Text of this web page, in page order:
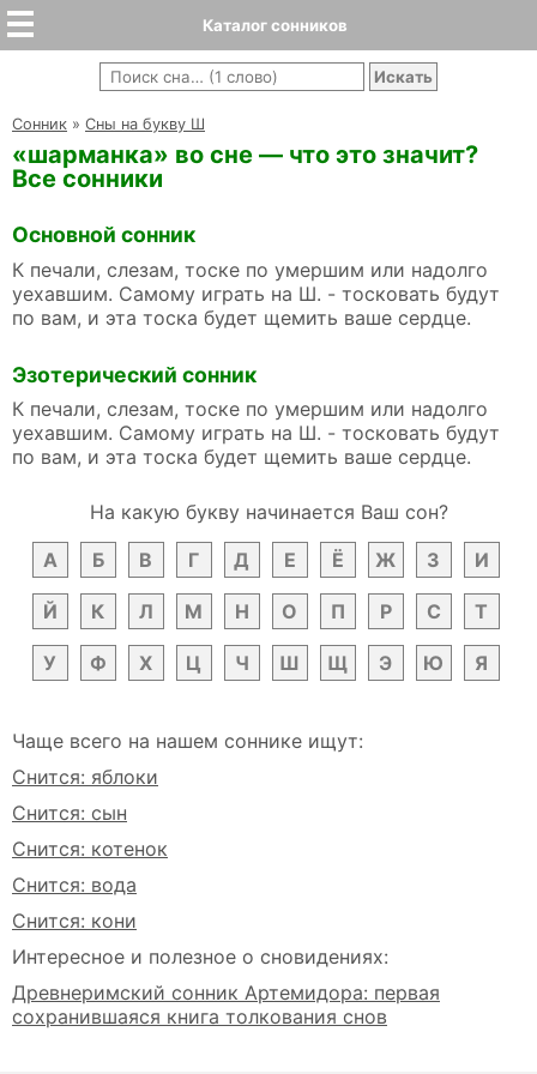
Каталог сонников
Cонник » Сны на букву Ш
«шарманка» во сне — что это значит?
Все сонники
Основной сонник
К печали, слезам, тоске по умершим или надолго
уехавшим. Самому играть на Ш. - тосковать будут
по вам, и эта тоска будет щемить ваше сердце.
Эзотерический сонник
К печали, слезам, тоске по умершим или надолго
уехавшим. Самому играть на Ш. - тосковать будут
по вам, и эта тоска будет щемить ваше сердце.
На какую букву начинается Ваш сон?
А
Б В Г Д Е Ё Ж З И
Й К Л М Н О П Р С Т
У Ф Х Ц Ч Ш Щ Э Ю Я
Чаще всего на нашем соннике ищут:
Снится: яблоки
Снится: сын
Снится: котенок
Снится: вода
Снится: кони
Интересное и полезное о сновидениях:
Древнеримский сонник Артемидора: первая
сохранившаяся книга толкования снов